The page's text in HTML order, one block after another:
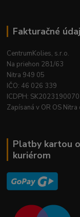
Fakturačné
CentrumKolies, s.r.o.
Na priehon 281/63
Nitra 949 05
IČO: 46 026 339
ICDPH: SK2023190070
Zapísaná v OR OS
Platby kartou
kuriérom